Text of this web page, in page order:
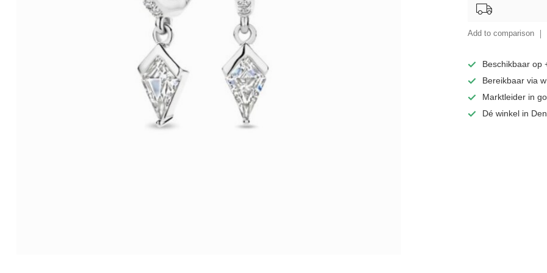
Add to comparison
Beschikbaar op
Bereikbaar via
Marktleider in
Dé winkel in